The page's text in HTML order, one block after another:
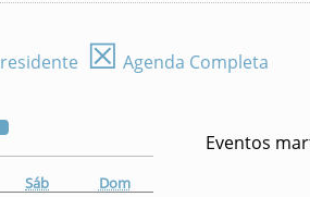
☒ Agenda Completa
Sáb Dom
Eventos